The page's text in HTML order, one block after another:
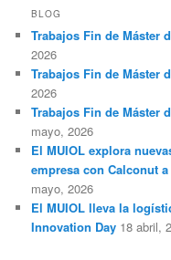
c
r
BLOG
Trabajos Fin de Máster
2026
Trabajos Fin de Máster
2026
Trabajos Fin de Máster
mayo, 2026
El MUIOL explora
empresa con Calconut
mayo, 2026
El MUIOL lleva la
Innovation Day 18 abril,